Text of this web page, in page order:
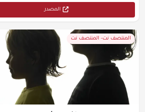
المصدر
المنتصف نت- المنتصف نت